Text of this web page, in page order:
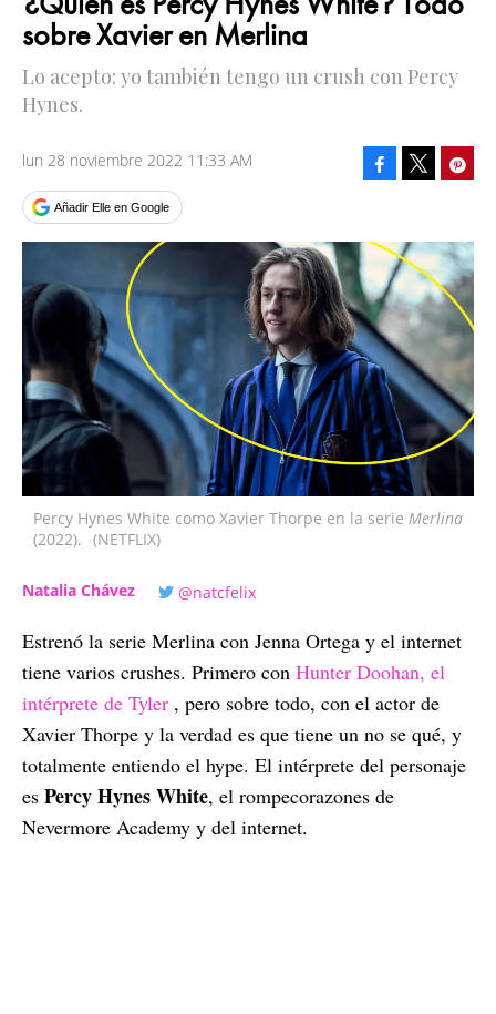
sobre Xavier en Merlina
Lo acepto: yo también tengo un crush con Percy
Hynes.
lun 28 noviembre 2022 11:33 AM
Añadir Elle en Google
Facebook
Percy Hynes White como Xavier Thorpe en la serie Merlina
(2022). (NETFLIX)
Natalia Chávez @natcfelix
Estrenó la serie Merlina con Jenna Ortega y el internet
tiene varios crushes. Primero con Hunter Doohan, el
intérprete de Tyler , pero sobre todo, con el actor de
Xavier Thorpe y la verdad es que tiene un no se qué, y
totalmente entiendo el hype. El intérprete del personaje
es Percy Hynes White, el rompecorazones de
Nevermore Academy y del internet.